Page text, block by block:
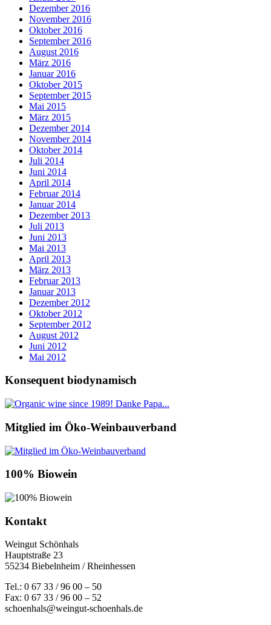
Dezember 2016
November 2016
Oktober 2016
September 2016
August 2016
März 2016
Januar 2016
Oktober 2015
September 2015
Mai 2015
März 2015
Dezember 2014
November 2014
Oktober 2014
Juli 2014
Juni 2014
April 2014
Februar 2014
Januar 2014
Dezember 2013
Juli 2013
Juni 2013
Mai 2013
April 2013
März 2013
Februar 2013
Januar 2013
Dezember 2012
Oktober 2012
September 2012
August 2012
Juni 2012
Mai 2012
Konsequent biodynamisch
Mitglied im Öko-Weinbauverband
100% Biowein
Kontakt
Weingut Schönhals
Hauptstraße 23
55234 Biebelnheim / Rheinhessen
Tel.: 0 67 33 / 96 00 – 50
Fax: 0 67 33 / 96 00 – 52
schoenhals@weingut-schoenhals.de